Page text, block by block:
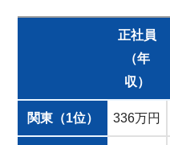
正社員
（年
収）
関東（1位） 336万円